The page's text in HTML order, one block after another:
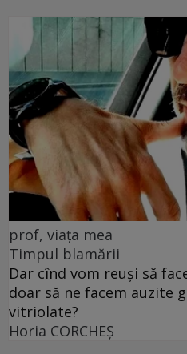
prof, viața mea
Timpul blamării
Dar cînd vom reuși să
doar să ne facem auzite
vitriolate?
Horia CORCHEŞ